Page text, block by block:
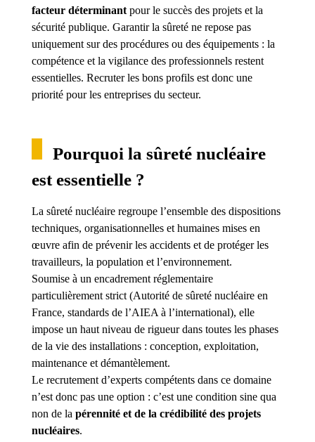
facteur déterminantpour le succès des projets et la
sécurité publique. Garantir la sûreté ne repose pas
uniquement sur des procédures ou des équipements : la
compétence et la vigilance des professionnels restent
essentielles. Recruter les bons profils est donc une
priorité pour les entreprises du secteur.
Pourquoi la sûreté nucléaire
est essentielle ?
La sûreté nucléaire regroupe l’ensemble des dispositions
techniques, organisationnelles et humaines mises en
œuvre afin de prévenir les accidents et de protéger les
travailleurs, la population et l’environnement.
Soumise à un encadrement réglementaire
particulièrement strict (Autorité de sûreté nucléaire en
France, standards de l’AIEA à l’international), elle
impose un haut niveau de rigueur dans toutes les phases
de la vie des installations : conception, exploitation,
maintenance et démantèlement.
Le recrutement d’experts compétents dans ce domaine
n’est donc pas une option : c’est une condition sine qua
non de la pérennité et de la crédibilité des projets
nucléaires.